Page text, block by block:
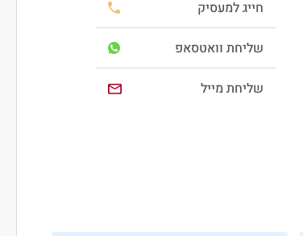
חייג למעסיק
שליחת וואטסאפ
שליחת מייל